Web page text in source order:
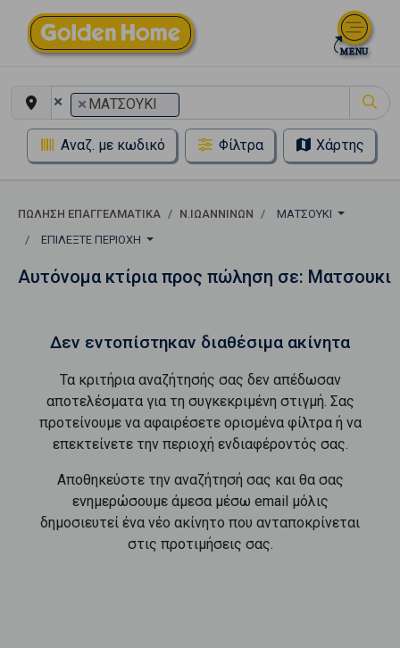
× × ΜΑΤΣΟΥΚΙ
Αναζ. με κωδικό Φίλτρα Χάρτης
ΠΏΛΗΣΗ ΕΠΑΓΓΕΛΜΑΤΙΚΆ Ν.ΙΩΑΝΝΙΝΩΝ
ΜΑΤΣΟΥΚΙ
ΕΠΙΛΈΞΤΕ ΠΕΡΙΟΧΉ
Αυτόνομα κτίρια προς πώληση σε: Ματσουκι
Δεν εντοπίστηκαν διαθέσιμα ακίνητα
Τα κριτήρια αναζήτησής σας δεν απέδωσαν
αποτελέσματα για τη συγκεκριμένη στιγμή. Σας
προτείνουμε να αφαιρέσετε ορισμένα φίλτρα ή να
επεκτείνετε την περιοχή ενδιαφέροντός σας.
Αποθηκεύστε την αναζήτησή σας και θα σας
ενημερώσουμε άμεσα μέσω email μόλις
δημοσιευτεί ένα νέο ακίνητο που ανταποκρίνεται
στις προτιμήσεις σας.